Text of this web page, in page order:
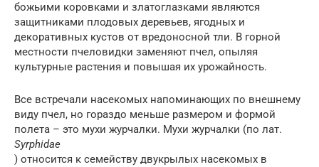
божьими коровками и златоглазками являются
защитниками плодовых деревьев, ягодных и
декоративных кустов от вредоносной тли. В горной
местности пчеловидки заменяют пчел, опыляя
культурные растения и повышая их урожайность.
Все встречали насекомых напоминающих по внешнему
виду пчел, но гораздо меньше размером и формой
полета – это мухи журчалки. Мухи журчалки (по лат.
Syrphidae
) относится к семейству двукрылых насекомых в